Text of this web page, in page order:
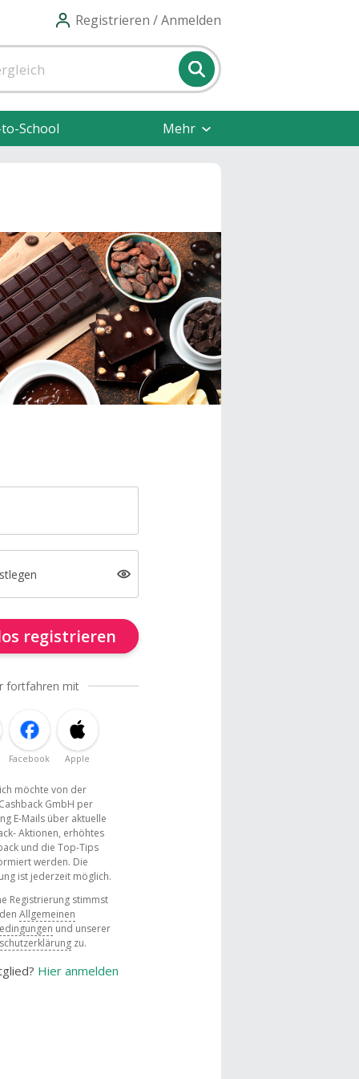
Registrieren / Anmelden
School Mehr
registrieren
fortfahren mit
Facebook Apple
ich möchte von der
GmbH per
E-Mails über aktuelle
Aktionen, erhöhtes
und die Top-Tips
werden. Die
ist jederzeit möglich.
Registrierung stimmst
Allgemeinen
und unserer
zu.
Hier anmelden